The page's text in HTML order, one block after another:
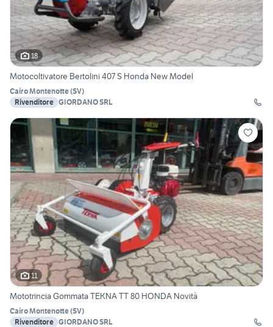
18
Motocoltivatore Bertolini 407 S Honda New Model
Cairo Montenotte(SV)
Rivenditore GIORDANO SRL
11
Mototrincia Gommata TEKNA TT 80 HONDA Novità
Cairo Montenotte(SV)
Rivenditore GIORDANO SRL